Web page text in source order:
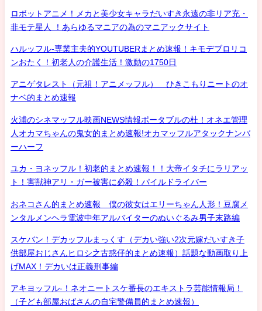
ロボットアニメ！メカと美少女キャラだいすき永遠の非リア充・
非モテ星人 ！あらゆるマニアの為のマニアックサイト
ハルッフル-専業主夫的YOUTUBERまとめ速報！キモデブロリコ
ンおたく！初老人の介護生活！激動の1750日
アニゲタレスト（元祖！アニメッフル） ひきこもりニートのオ
ナベ的まとめ速報
火浦のシネマッフル映画NEWS情報ポータブルの杜！オネエ管理
人オカマちゃんの鬼女的まとめ速報!オカマッフルアタックナンバ
ーハーフ
ユカ・ヨネッフル！初老的まとめ速報！！大帝イタチにラリアッ
ト！害獣神アリ・ガー被害に必殺！パイルドライバー
おネコさん的まとめ速報 僕の彼女はエリーちゃん人形！豆腐メ
ンタルメンヘラ電波中年アルバイターのぬいぐるみ男子末路編
スケバン！デカッフルまっくす（デカい強い2次元嫁だいすき子
供部屋おじさんヒロシ之古惑仔的まとめ速報）話題な動画取り上
げMAX！デカいは正義刑事編
アキヨッフル-！ネオニートスケ番長のエキストラ芸能情報局！
（子ども部屋おばさんの自宅警備員的まとめ速報）